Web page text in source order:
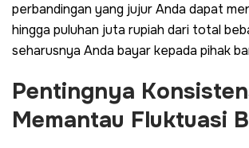
perbandingan yang jujur Anda dapat
hingga puluhan juta rupiah dari total
seharusnya Anda bayar kepada pihak
Pentingnya
Memantau Fluktuasi